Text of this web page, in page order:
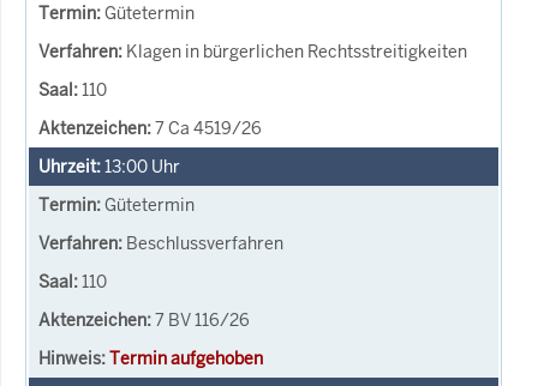
Gütetermin
Klagen in bürgerlichen Rechtsstreitigkeiten
110
7 Ca 4519/26
13:00 Uhr
Gütetermin
Beschlussverfahren
110
7 BV 116/26
Termin aufgehoben